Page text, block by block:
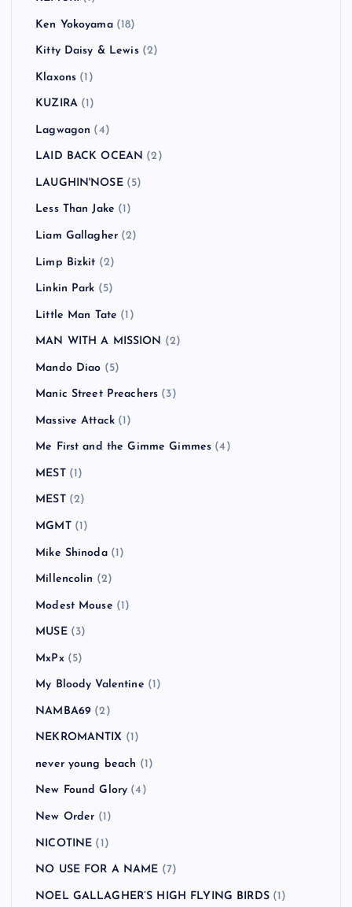
Ken Yokoyama(18)
Kitty Daisy & Lewis(2)
Klaxons (1)
KUZIRA(1)
Lagwagon (4)
LAID BACK OCEAN (2)
LAUGHIN'NOSE(5)
Less Than Jake (1)
Liam Gallagher (2)
Limp Bizkit (2)
Linkin Park (5)
Little Man Tate (1)
MAN WITH A MISSION (2)
Mando Diao (5)
Manic Street Preachers (3)
Massive Attack (1)
Me First and the Gimme Gimmes (4)
MEST(1)
MEST(2)
MGMT(1)
Mike Shinoda(1)
Millencolin (2)
Modest Mouse (1)
MUSE(3)
MxPx(5)
My Bloody Valentine (1)
NAMBA69 (2)
NEKROMANTIX (1)
never young beach (1)
New Found Glory (4)
New Order (1)
NICOTINE (1)
NO USE FOR A NAME (7)
NOEL GALLAGHER’S HIGH FLYING BIRDS(1)